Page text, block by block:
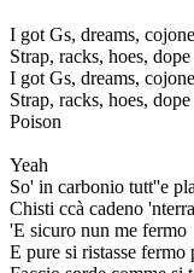
I got Gs, dreams,
Strap, racks, hoes, dope
I got Gs, dreams,
Strap, racks, hoes, dope
Poison
Yeah
So' in carbonio tutt''e
Chisti ccà cadeno
'E sicuro nun me fermo
E pure si ristasse fermo